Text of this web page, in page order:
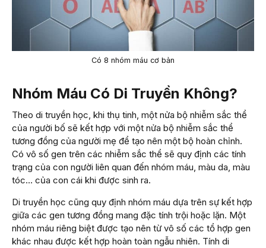
Có 8 nhóm máu cơ bản
Nhóm Máu Có Di Truyền Không?
Theo di truyền học, khi thụ tinh, một nửa bộ nhiễm sắc thể
của người bố sẽ kết hợp với một nửa bộ nhiễm sắc thể
tương đồng của người mẹ để tạo nên một bộ hoàn chỉnh.
Có vô số gen trên các nhiễm sắc thể sẽ quy định các tính
trạng của con người liên quan đến nhóm máu, màu da, màu
tóc… của con cái khi được sinh ra.
Di truyền học cũng quy định nhóm máu dựa trên sự kết hợp
giữa các gen tương đồng mang đặc tính trội hoặc lặn. Một
nhóm máu riêng biệt được tạo nên từ vô số các tổ hợp gen
khác nhau được kết hợp hoàn toàn ngẫu nhiên. Tính di